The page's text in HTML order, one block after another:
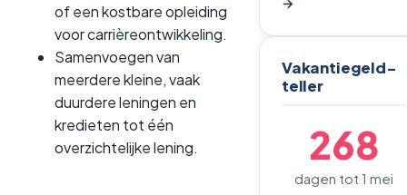
of een kostbare opleiding
voor carrièreontwikkeling.
Samenvoegen van
meerdere kleine, vaak
duurdere leningen en
kredieten tot één
overzichtelijke lening.
Vakantiegeld-
teller
268
dagen tot 1 mei